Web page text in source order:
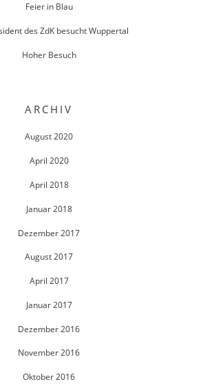
Feier in Blau
des ZdK besucht Wuppertal
Hoher Besuch
ARCHIV
August 2020
April 2020
April 2018
Januar 2018
Dezember 2017
August 2017
April 2017
Januar 2017
Dezember 2016
November 2016
Oktober 2016